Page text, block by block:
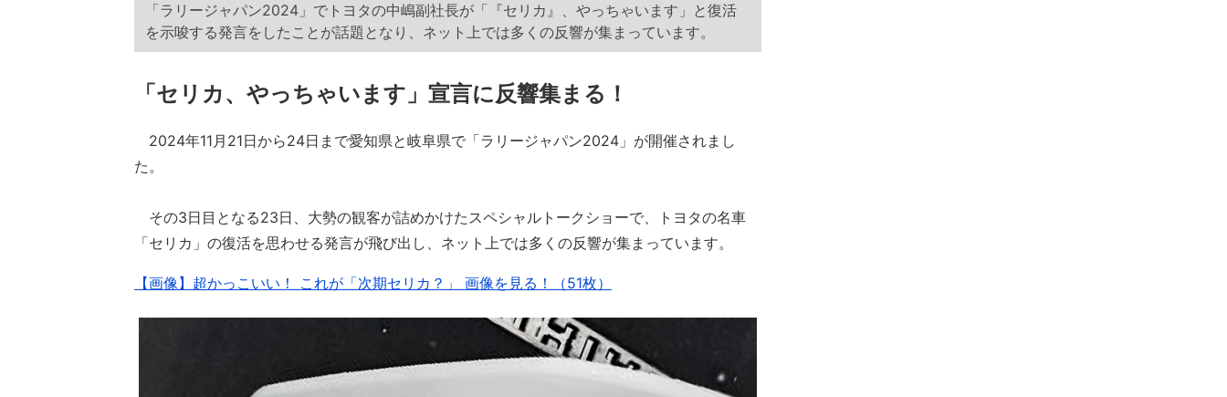
「ラリージャパン2024」でトヨタの中嶋副社長が「『セリカ』、やっちゃいます」と復活
を示唆する発言をしたことが話題となり、ネット上では多くの反響が集まっています。
「セリカ、やっちゃいます」宣言に反響集まる！
2024年11月21日から24日まで愛知県と岐阜県で「ラリージャパン2024」が開催されまし
た。
その3日目となる23日、大勢の観客が詰めかけたスペシャルトークショーで、トヨタの名車
「セリカ」の復活を思わせる発言が飛び出し、ネット上では多くの反響が集まっています。
【画像】超かっこいい！ これが「次期セリカ？」 画像を見る！（51枚）